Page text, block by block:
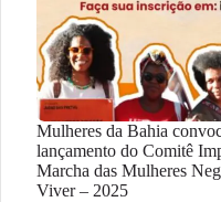
Mulheres da Bahia
lançamento do Comitê
Marcha das Mulheres
Viver – 2025